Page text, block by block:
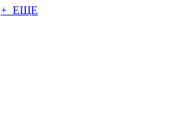
+ ЕЩЕ